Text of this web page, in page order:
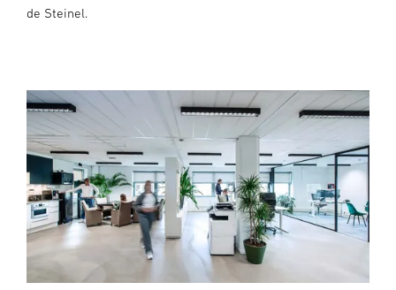
de Steinel.